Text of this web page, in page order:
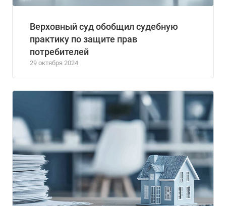
Верховный суд обобщил судебную
практику по защите прав
потребителей
29 октября 2024